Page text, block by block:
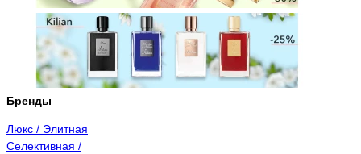
Бренды
Люкс / Элитная
Селективная /